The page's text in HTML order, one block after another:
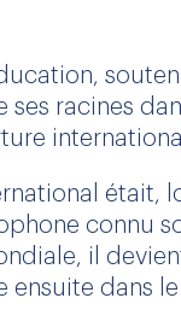
racines
était,
connu
il
ensuite dans